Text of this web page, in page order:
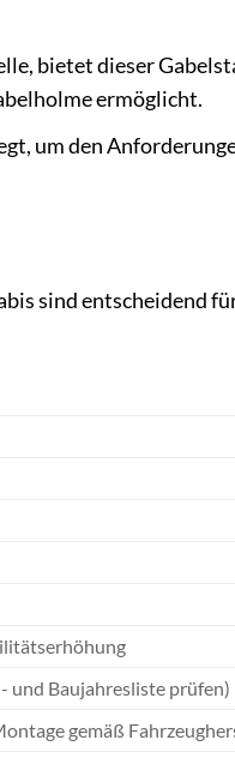
bietet dieser
ermöglicht.
um den
sind entscheidend
und Baujahresliste prüfen)
gemäß